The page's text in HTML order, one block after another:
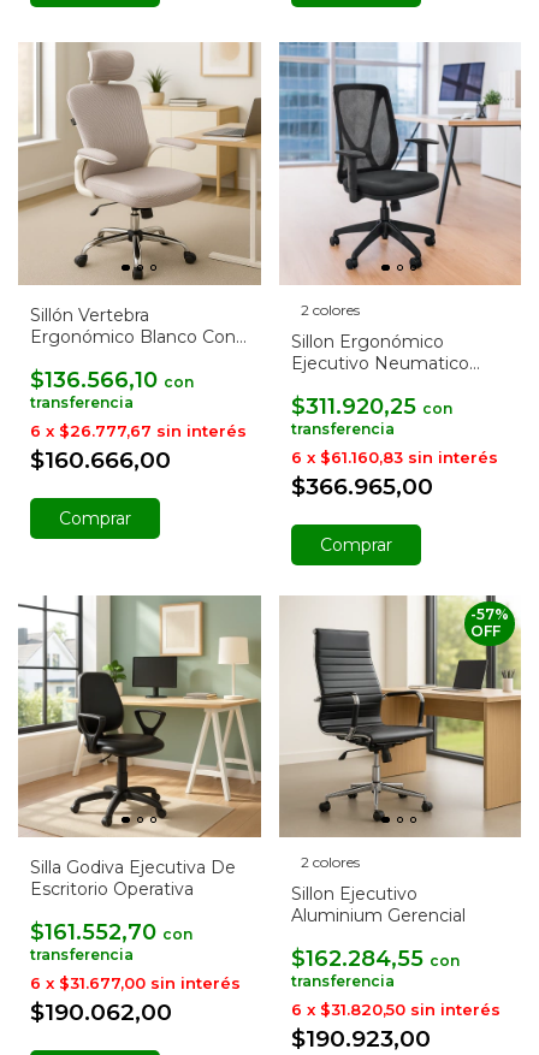
Sillón Vertebra
Ergonómico Blanco Con
$136.566,10 con
$160.666,00
6 x $26.777,67 sin interés
2 colores
Sillon Ergonómico
Ejecutivo Neumatico
$311.920,25 con
$366.965,00
6 x $61.160,83 sin interés
Comprar
Silla Godiva Ejecutiva De
Escritorio Operativa
$161.552,70 con
$190.062,00
6 x $31.677,00 sin interés
2 colores
Sillon Ejecutivo
Aluminium Gerencial
$162.284,55 con
$190.923,00
-57%
OFF
6 x $31.820,50 sin interés